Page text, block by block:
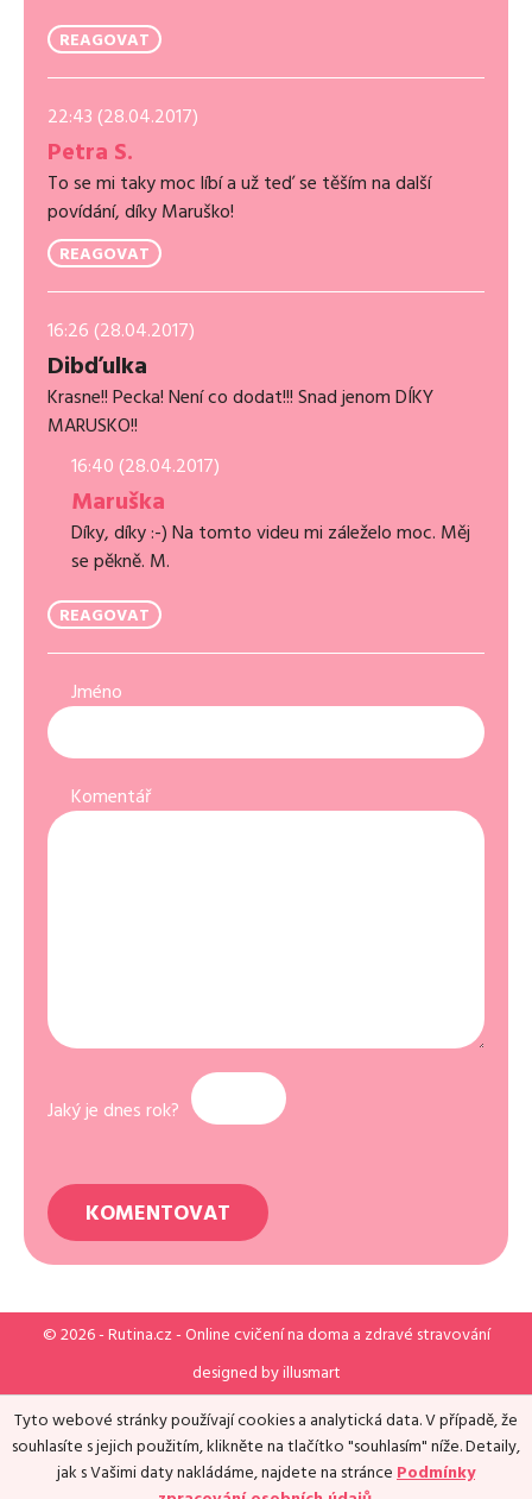
REAGOVAT
22:43 (28.04.2017)
Petra S.
To se mi taky moc líbí a už teď se těším na další
povídání, díky Maruško!
REAGOVAT
16:26 (28.04.2017)
Dibďulka
Krasne!! Pecka! Není co dodat!!! Snad jenom DÍKY
MARUSKO!!
16:40 (28.04.2017)
Maruška
Díky, díky :-) Na tomto videu mi záleželo moc. Měj
se pěkně. M.
REAGOVAT
Jméno
Komentář
Jaký je dnes rok?
© 2026 - Rutina.cz- Online cvičení na doma a zdravé stravování
designed byillusmart
Tyto webové stránky používají cookies a analytická data. V případě, že
souhlasíte s jejich použitím, klikněte na tlačítko "souhlasím" níže. Detaily,
jak s Vašimi daty nakládáme, najdete na stránce Podmínky